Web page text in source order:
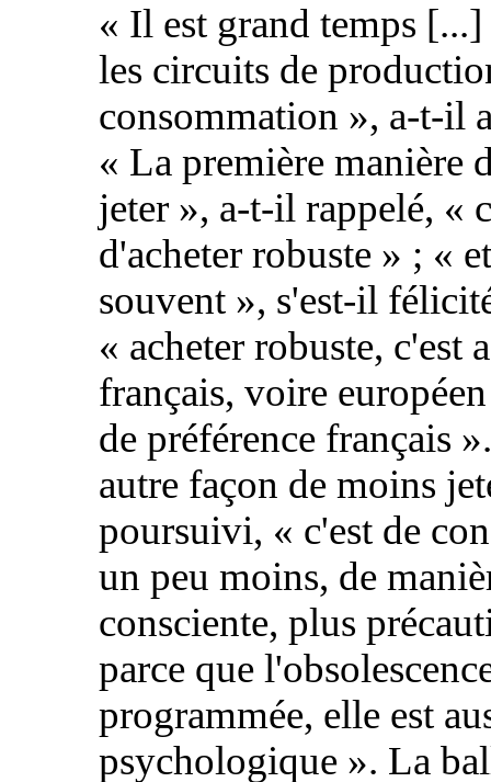
« Il est grand temps [...]
les circuits de
consommation », a-t-il
« La première manière
jeter », a-t-il rappelé, «
d'acheter robuste » ; « et
souvent », s'est-il
« acheter robuste, c'est
français, voire
de préférence français
autre façon de moins
poursuivi, « c'est de
un peu moins, de
consciente, plus
parce que
programmée, elle est
psychologique ». La